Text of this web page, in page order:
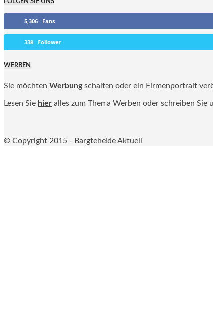
FOLGEN SIE UNS
5,306 Fans
338 Follower
WERBEN
Sie möchten Werbung schalten oder ein Firmenportrait
Lesen Sie hier alles zum Thema Werben oder schreiben Sie
© Copyright 2015 - Bargteheide Aktuell